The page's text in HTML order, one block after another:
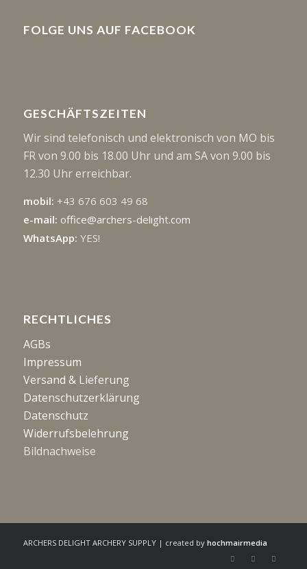
FOLGE UNS AUF FACEBOOK
GESCHÄFTSZEITEN
Wir sind telefonisch und elektronisch von MO bis
FR von 9.00 bis 18.00 Uhr und am SA von 9.00 bis
12.30 Uhr erreichbar.
mobil: +43 676 603 49 68
e-mail: office@archers-delight.com
WhatsApp: YES!
RECHTLICHES
AGBs
Impressum
Versand & Lieferung
Datenschutzerklärung
Datenschutz
Widerrufsbelehrung
Bildnachweise
ARCHERS DELIGHT ARCHERY SUPPLY | created by hochmairmedia